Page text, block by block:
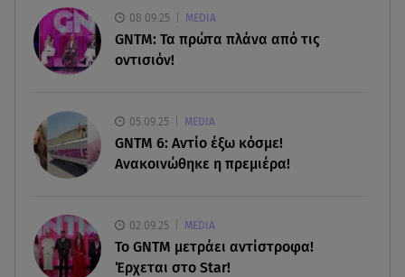
08.08.26 , 21:32
Φωτιά στην Αττικοβοιωτία: Ενέργεια ίση με έξι
ατομικές βόμβες
«Ισλαμικό ΝΑΤΟ»: Πώς επηρεάζεται η Ελλάδα
από τη νέα συμμαχία
08.09.25 MEDIA
GNTM: Τα πρώτα πλάνα από τις
οντισιόν!
05.09.25 MEDIA
GNTM 6: Αντίο έξω κόσμε!
Ανακοινώθηκε η πρεμιέρα!
02.09.25 MEDIA
Το GNTM μετράει αντίστροφα!
Έρχεται στο Star!